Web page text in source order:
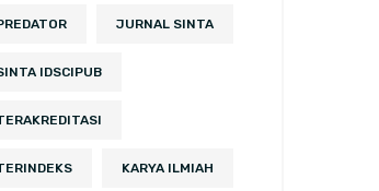
JURNAL SINTA
IDSCIPUB
KARYA ILMIAH